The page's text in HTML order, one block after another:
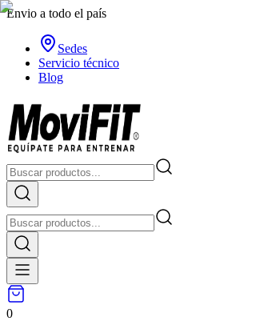
Envio a todo el país
Sedes
Servicio técnico
Blog
0